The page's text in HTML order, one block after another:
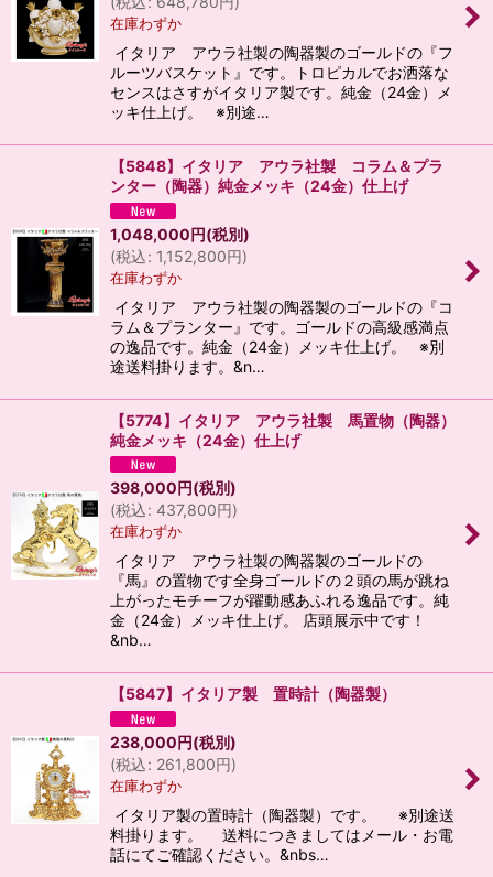
在庫わずか
イタリア アウラ社製の陶器製のゴールドの『フ
ルーツバスケット』です。トロピカルでお洒落な
センスはさすがイタリア製です。純金（24金）メ
ッキ仕上げ。 ※別途…
【5848】イタリア アウラ社製 コラム＆プラ
ンター（陶器）純金メッキ（24金）仕上げ
1,048,000円(税別)
(税込: 1,152,800円)
在庫わずか
イタリア アウラ社製の陶器製のゴールドの『コ
ラム＆プランター』です。ゴールドの高級感満点
の逸品です。純金（24金）メッキ仕上げ。 ※別
途送料掛ります。&n…
【5774】イタリア アウラ社製 馬置物（陶器）
純金メッキ（24金）仕上げ
398,000円(税別)
(税込: 437,800円)
在庫わずか
イタリア アウラ社製の陶器製のゴールドの
『馬』の置物です全身ゴールドの２頭の馬が跳ね
上がったモチーフが躍動感あふれる逸品です。純
金（24金）メッキ仕上げ。 店頭展示中です！
&nb…
【5847】イタリア製 置時計（陶器製）
238,000円(税別)
(税込: 261,800円)
在庫わずか
イタリア製の置時計（陶器製）です。 ※別途送
料掛ります。 送料につきましてはメール・お電
話にてご確認ください。&nbs…